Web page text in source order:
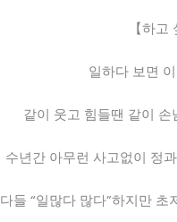
【하고
일하다 보면
같이 웃고 힘들땐 같이
수년간 아무런 사고없이 정
다들 “일많다 많다”하지만